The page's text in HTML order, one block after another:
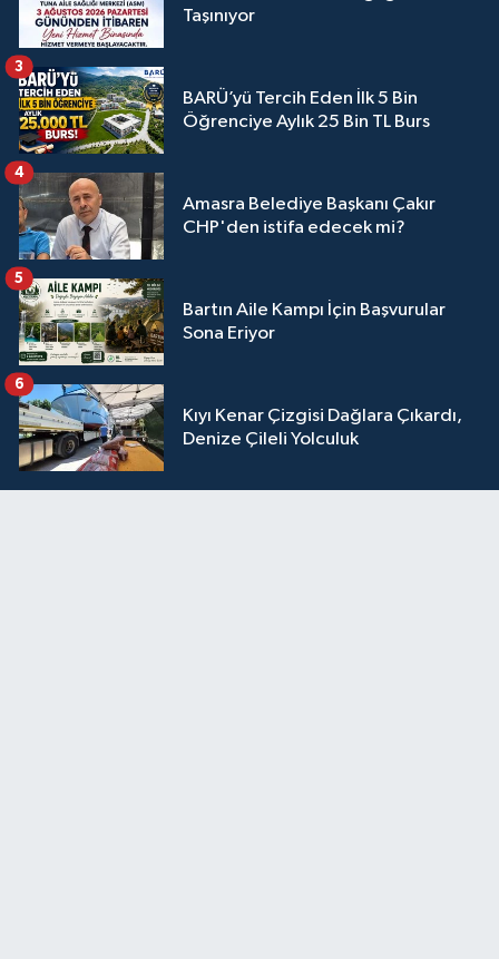
Taşınıyor
BARÜ’yü Tercih Eden İlk 5 Bin
Öğrenciye Aylık 25 Bin TL Burs
3
Amasra Belediye Başkanı Çakır
CHP'den istifa edecek mi?
4
Bartın Aile Kampı İçin Başvurular
Sona Eriyor
5
Kıyı Kenar Çizgisi Dağlara Çıkardı,
Denize Çileli Yolculuk
6